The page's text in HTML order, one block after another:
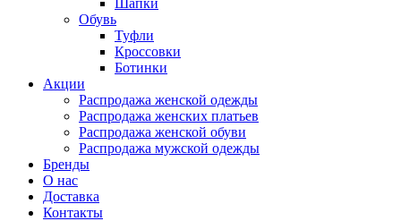
Шапки
Обувь
Туфли
Кроссовки
Ботинки
Акции
Распродажа женской одежды
Распродажа женских платьев
Распродажа женской обуви
Распродажа мужской одежды
Бренды
О нас
Доставка
Контакты